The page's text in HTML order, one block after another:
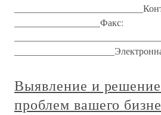
__________________Факс:
Выявление и
проблем вашего